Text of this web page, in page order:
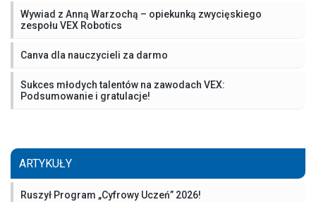
Wywiad z Anną Warzochą – opiekunką zwycięskiego
zespołu VEX Robotics
Canva dla nauczycieli za darmo
Sukces młodych talentów na zawodach VEX:
Podsumowanie i gratulacje!
ARTYKUŁY
Ruszył Program „Cyfrowy Uczeń” 2026!